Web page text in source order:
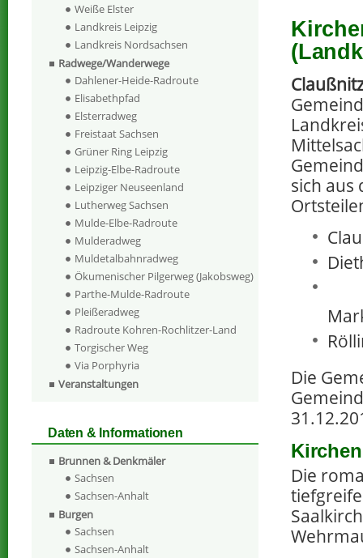
sich aus
Die
Die
Weiße Elster
Landkreis Leipzig
Landkreis Nordsachsen
Radwege/Wanderwege
Dahlener-Heide-Radroute
Elisabethpfad
Elsterradweg
Freistaat Sachsen
Grüner Ring Leipzig
Leipzig-Elbe-Radroute
Leipziger Neuseenland
Lutherweg Sachsen
Mulde-Elbe-Radroute
Mulderadweg
Muldetalbahnradweg
Ökumenischer Pilgerweg (Jakobsweg)
Parthe-Mulde-Radroute
Pleißeradweg
Radroute Kohren-Rochlitzer-Land
Torgischer Weg
Via Porphyria
Veranstaltungen
Daten & Informationen
Brunnen & Denkmäler
Sachsen
Sachsen-Anhalt
Burgen
Sachsen
Sachsen-Anhalt